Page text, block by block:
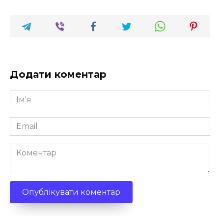
Додати коментар
Ім'я
*
Email
*
Коментар